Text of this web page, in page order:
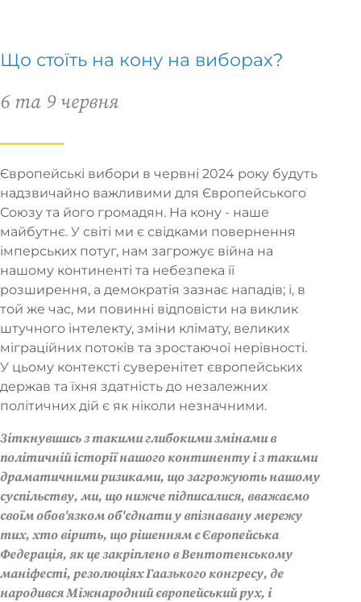
Що стоїть на кону на виборах?
6 та 9 червня
Європейські вибори в червні 2024 року будуть
надзвичайно важливими для Європейського
Союзу та його громадян. На кону - наше
майбутнє. У світі ми є свідками повернення
імперських потуг, нам загрожує війна на
нашому континенті та небезпека її
розширення, а демократія зазнає нападів; і, в
той же час, ми повинні відповісти на виклик
штучного інтелекту, зміни клімату, великих
міграційних потоків та зростаючої нерівності.
У цьому контексті суверенітет європейських
держав та їхня здатність до незалежних
політичних дій є як ніколи незначними.
Зіткнувшись з такими глибокими змінами в
політичній історії нашого континенту і з такими
драматичними ризиками, що загрожують нашому
суспільству, ми, що нижче підписалися, вважаємо
своїм обов'язком об'єднати у впізнавану мережу
тих, хто вірить, що рішенням є Європейська
Федерація, як це закріплено в Вентотенському
маніфесті, резолюціях Гаазького конгресу, де
народився Міжнародний європейський рух, і